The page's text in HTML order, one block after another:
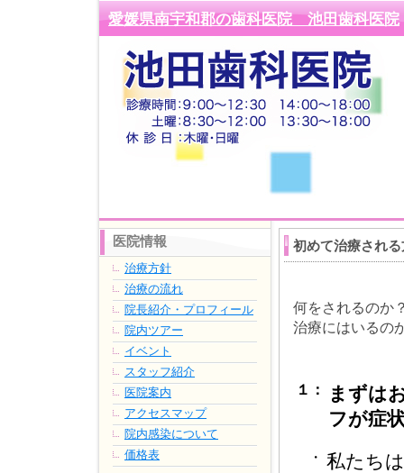
愛媛県南宇和郡の歯科医院 池田歯科医院
医院情報
治療方針
治療の流れ
院長紹介・プロフィール
院内ツアー
イベント
スタッフ紹介
医院案内
アクセスマップ
院内感染について
価格表
初めて治療される
何をされるのか
治療にはいるの
１：
まずは
フが症
・ 私たち